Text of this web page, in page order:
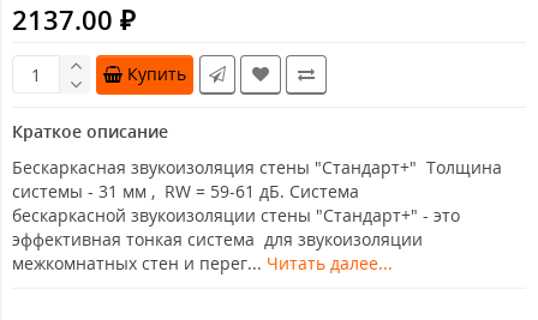
2137.00 ₽
Купить
Краткое описание
Бескаркасная звукоизоляция стены "Стандарт+" Толщина
системы - 31 мм , RW = 59-61 дБ. Система
бескаркасной звукоизоляции стены "Стандарт+" - это
эффективная тонкая система для звукоизоляции
межкомнатных стен и перег... Читать далее...